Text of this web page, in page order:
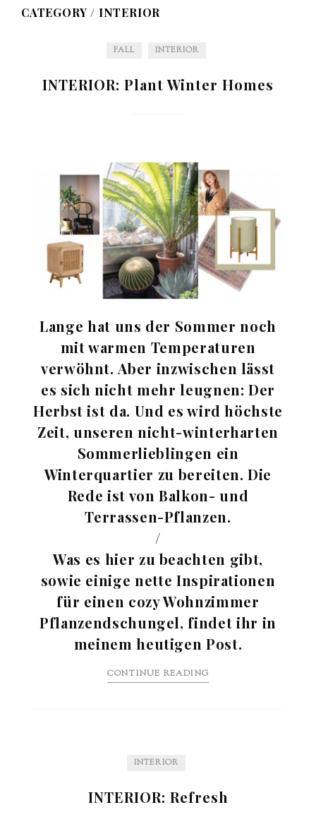
CATEGORY / INTERIOR
FALL INTERIOR
INTERIOR: Plant Winter Homes
Lange hat uns der Sommer noch
mit warmen Temperaturen
verwöhnt. Aber inzwischen lässt
es sich nicht mehr leugnen: Der
Herbst ist da. Und es wird höchste
Zeit, unseren nicht-winterharten
Sommerlieblingen ein
Winterquartier zu bereiten. Die
Rede ist von Balkon- und
Terrassen-Pflanzen.
/
Was es hier zu beachten gibt,
sowie einige nette Inspirationen
für einen cozy Wohnzimmer
Pflanzendschungel, findet ihr in
meinem heutigen Post.
CONTINUE READING
INTERIOR
INTERIOR: Refresh